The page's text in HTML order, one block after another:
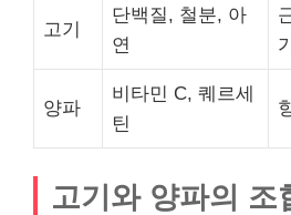
고기
단백질, 철분, 아
연
양파
비타민 C, 퀘르세
틴
고기와 양파의 조